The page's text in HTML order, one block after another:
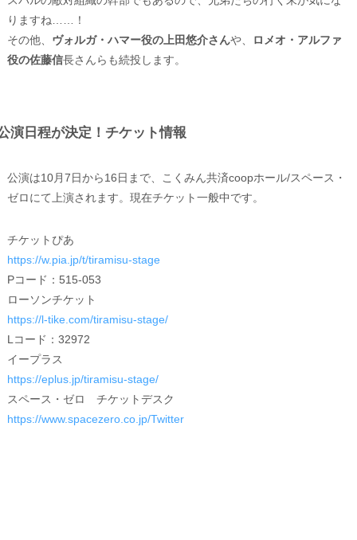
りますね……！
その他、 ヴォルガ・ハマー役の上田悠介さんや、
ロメオ・アルファ
役の佐藤信長さんらも続投します。
演日程が決定！チケット情報
公演は10月7日から16日まで、こくみん共済coopホール/スペース・
ゼロにて上演されます。現在チケット一般中です。
チケットぴあ
https://w.pia.jp/t/tiramisu-stage
Pコード：515-053
ローソンチケット
https://l-tike.com/tiramisu-stage/
Lコード：32972
イープラス
https://eplus.jp/tiramisu-stage/
スペース・ゼロ チケットデスク
https://www.spacezero.co.jp/Twitter